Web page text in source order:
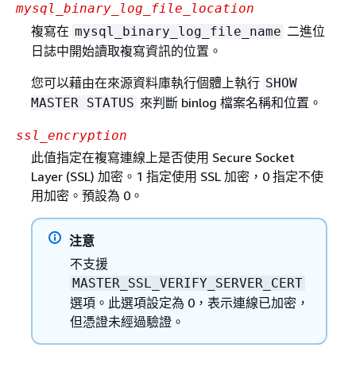
mysql_binary_log_file_location
複寫在 mysql_binary_log_file_name 二進位
日誌中開始讀取複寫資訊的位置。
您可以藉由在來源資料庫執行個體上執行 SHOW
MASTER STATUS 來判斷 binlog 檔案名稱和位置。
ssl_encryption
此值指定在複寫連線上是否使用 Secure Socket
Layer (SSL) 加密。1 指定使用 SSL 加密，0 指定不使
用加密。預設為 0。
注意
不支援
MASTER_SSL_VERIFY_SERVER_CERT
選項。此選項設定為 0，表示連線已加密，
但憑證未經過驗證。